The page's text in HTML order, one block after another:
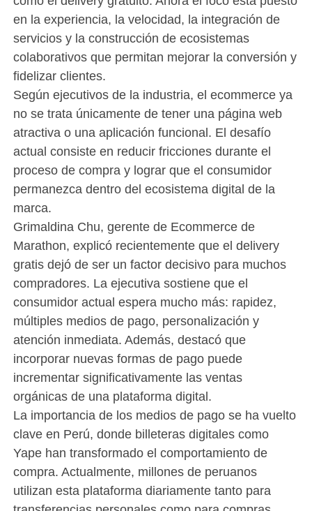
en la experiencia, la velocidad, la integración de
servicios y la construcción de ecosistemas
colaborativos que permitan mejorar la conversión y
fidelizar clientes.
Según ejecutivos de la industria, el ecommerce ya
no se trata únicamente de tener una página web
atractiva o una aplicación funcional. El desafío
actual consiste en reducir fricciones durante el
proceso de compra y lograr que el consumidor
permanezca dentro del ecosistema digital de la
marca.
Grimaldina Chu, gerente de Ecommerce de
Marathon, explicó recientemente que el delivery
gratis dejó de ser un factor decisivo para muchos
compradores. La ejecutiva sostiene que el
consumidor actual espera mucho más: rapidez,
múltiples medios de pago, personalización y
atención inmediata. Además, destacó que
incorporar nuevas formas de pago puede
incrementar significativamente las ventas
orgánicas de una plataforma digital.
La importancia de los medios de pago se ha vuelto
clave en Perú, donde billeteras digitales como
Yape han transformado el comportamiento de
compra. Actualmente, millones de peruanos
utilizan esta plataforma diariamente tanto para